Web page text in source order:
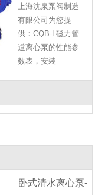
上海沈泉泵阀制造
有限公司为您提
供：CQB-L磁力管
道离心泵的性能参
数表，安装
卧式清水离心泵-